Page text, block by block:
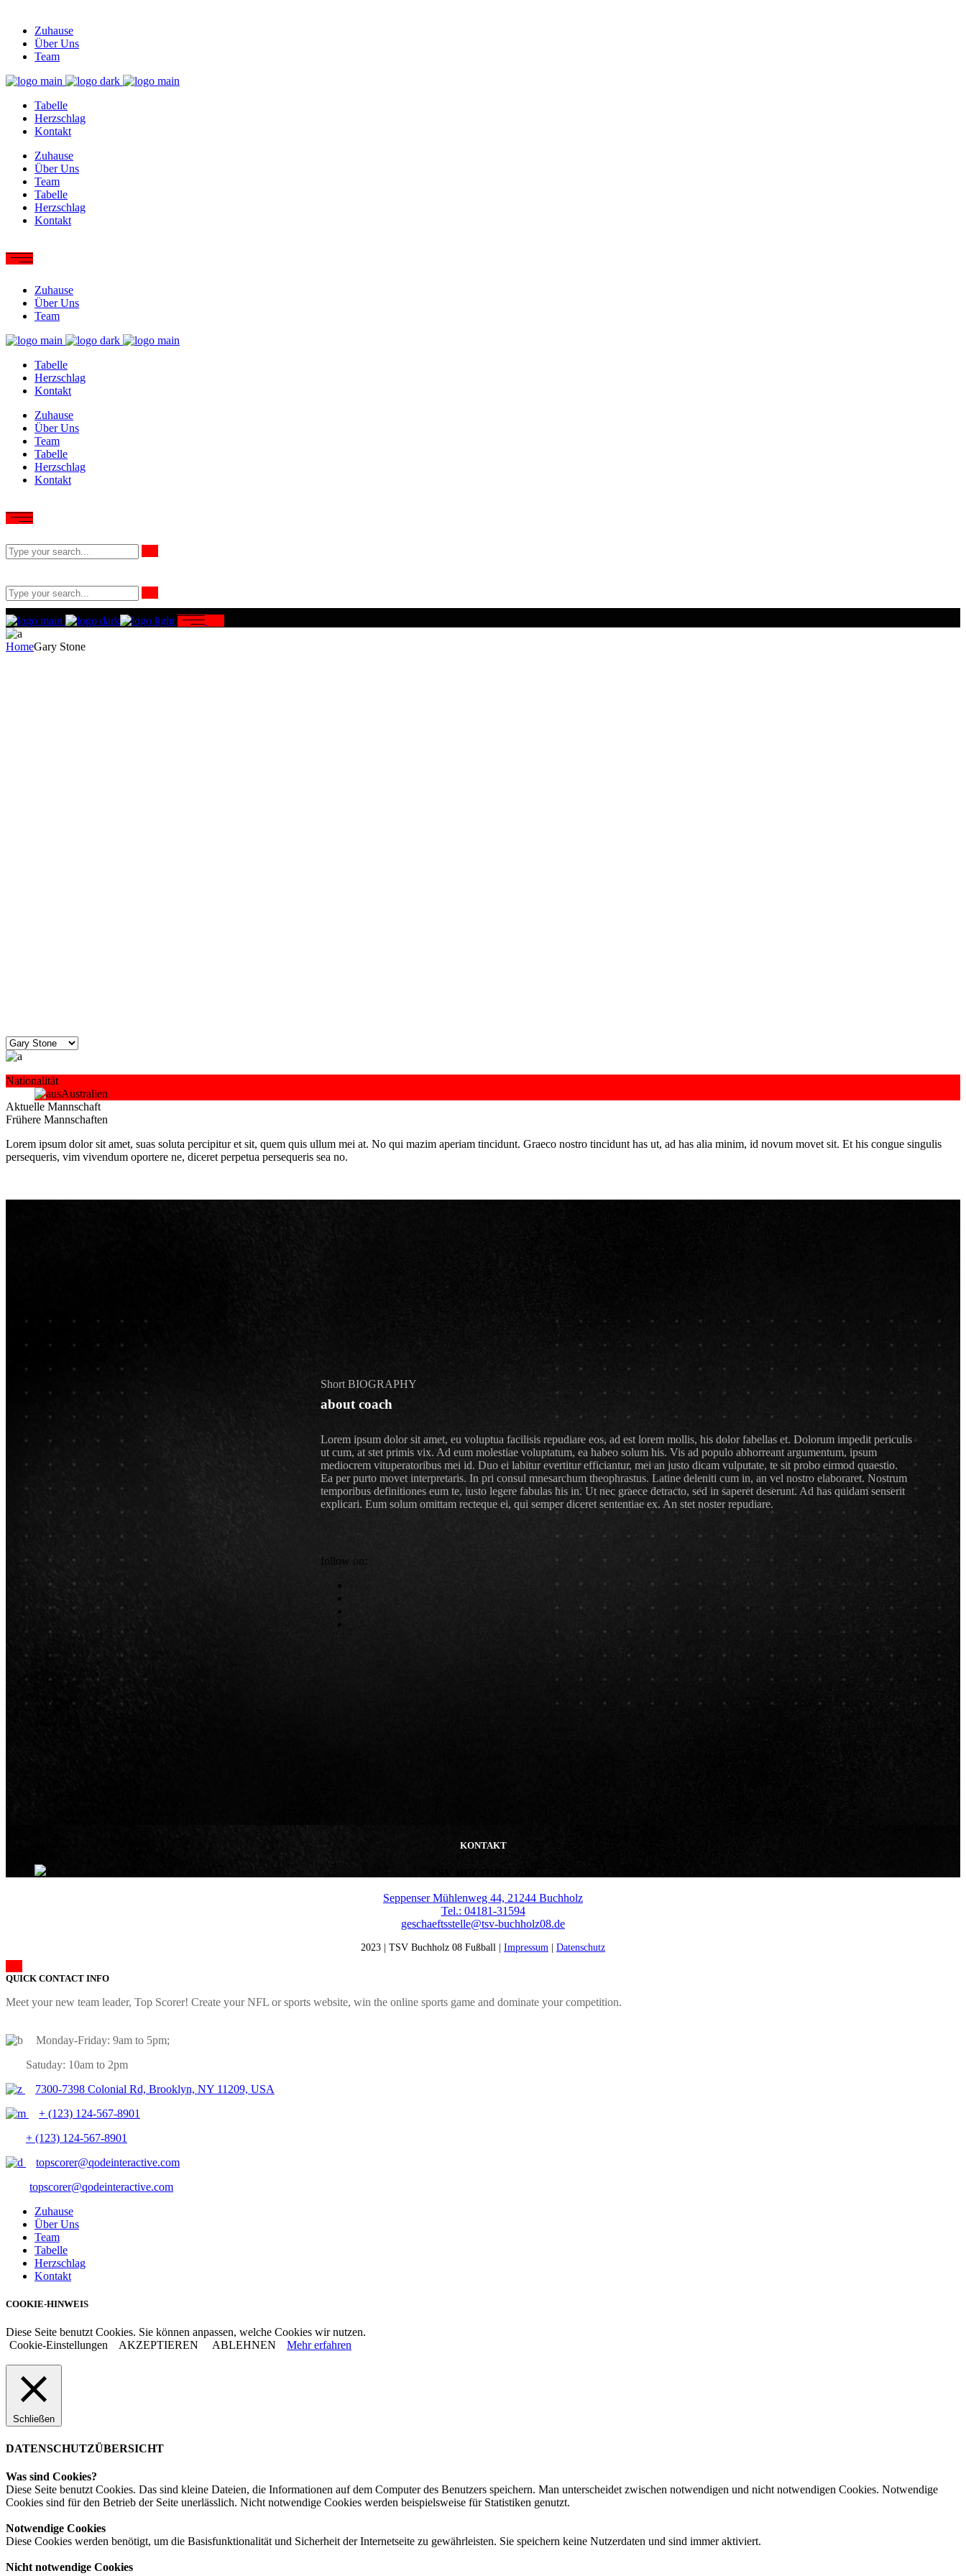
Zuhause
Über Uns
Team
Tabelle
Herzschlag
Kontakt
Zuhause
Über Uns
Team
Tabelle
Herzschlag
Kontakt
Zuhause
Über Uns
Team
Tabelle
Herzschlag
Kontakt
Zuhause
Über Uns
Team
Tabelle
Herzschlag
Kontakt
HomeGary Stone
Nationalität
Australien
Aktuelle Mannschaft
Frühere Mannschaften
Lorem ipsum dolor sit amet, suas soluta percipitur et sit, quem quis ullum mei at. No qui mazim aperiam tincidunt. Graeco nostro tincidunt has ut, ad has alia minim, id novum movet sit. Et his congue singulis
persequeris, vim vivendum oportere ne, diceret perpetua persequeris sea no.
Short BIOGRAPHY
about coach
Lorem ipsum dolor sit amet, eu voluptua facilisis repudiare eos, ad est lorem mollis, his dolor fabellas et. Dolorum impedit periculis
ut cum, at stet primis vix. Ad eum molestiae voluptatum, ea habeo solum his. Vis ad populo abhorreant argumentum, ipsum
mediocrem vituperatoribus mei id. Duo ei labitur evertitur efficiantur, mei an justo dicam vulputate, te sit probo eirmod quaestio.
Ea per purto movet interpretaris. In pri consul mnesarchum theophrastus. Latine deleniti cum in, an vel nostro elaboraret. Nostrum
temporibus definitiones eum te, iusto legere fabulas his in. Ut nec graece detracto, sed in saperet deserunt. Ad has quidam senserit
explicari. Eum solum omittam recteque ei, qui semper diceret sententiae ex. An stet noster repudiare.
follow on:
KONTAKT
Seppenser Mühlenweg 44, 21244 Buchholz
Tel.: 04181-31594
geschaeftsstelle@tsv-buchholz08.de
2023 | TSV Buchholz 08 Fußball | Impressum Datenschutz
QUICK CONTACT INFO
Meet your new team leader, Top Scorer! Create your NFL or sports website, win the online sports game and dominate your competition.
Monday-Friday: 9am to 5pm;
Satuday: 10am to 2pm
7300-7398 Colonial Rd, Brooklyn, NY 11209, USA
+ (123) 124-567-8901
+ (123) 124-567-8901
topscorer@qodeinteractive.com
topscorer@qodeinteractive.com
Zuhause
Über Uns
Team
Tabelle
Herzschlag
Kontakt
COOKIE-HINWEIS
Diese Seite benutzt Cookies. Sie können anpassen, welche Cookies wir nutzen.
Cookie-Einstellungen
AKZEPTIEREN ABLEHNEN Mehr erfahren
Schließen
DATENSCHUTZÜBERSICHT
Was sind Cookies?
Diese Seite benutzt Cookies. Das sind kleine Dateien, die Informationen auf dem Computer des Benutzers speichern. Man unterscheidet zwischen notwendigen und nicht notwendigen Cookies. Notwendige
Cookies sind für den Betrieb der Seite unerlässlich. Nicht notwendige Cookies werden beispielsweise für Statistiken genutzt.
Notwendige Cookies
Diese Cookies werden benötigt, um die Basisfunktionalität und Sicherheit der Internetseite zu gewährleisten. Sie speichern keine Nutzerdaten und sind immer aktiviert.
Nicht notwendige Cookies